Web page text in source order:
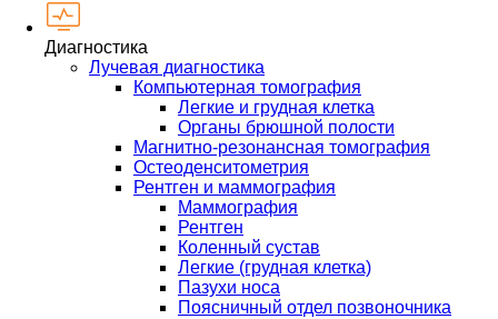
Диагностика
Лучевая диагностика
Компьютерная томография
Легкие и грудная клетка
Органы брюшной полости
Магнитно-резонансная томография
Остеоденситометрия
Рентген и маммография
Маммография
Рентген
Коленный сустав
Легкие (грудная клетка)
Пазухи носа
Поясничный отдел позвоночника